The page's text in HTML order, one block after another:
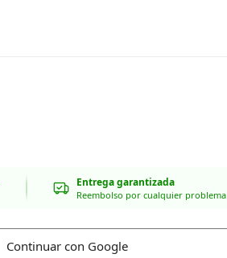
Entrega garantizada
Reembolso por cualquier problema
Continuar con Google